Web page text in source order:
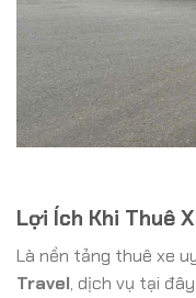
Lợi Ích Khi Thuê
Là nền tảng thuê xe
Travel, dịch vụ tại